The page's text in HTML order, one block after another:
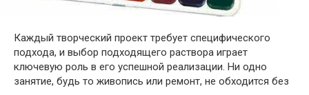
Каждый творческий проект требует специфического
подхода, и выбор подходящего раствора играет
ключевую роль в его успешной реализации. Ни одно
занятие, будь то живопись или ремонт, не обходится без